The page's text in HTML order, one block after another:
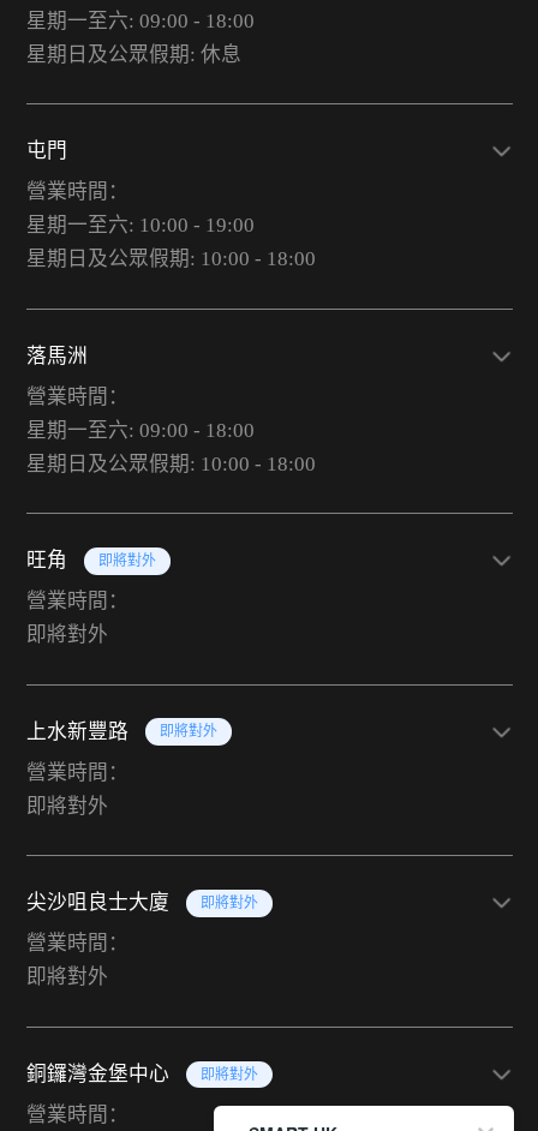
星期一至六: 09:00 - 18:00
星期日及公眾假期: 休息
屯門
營業時間：
星期一至六: 10:00 - 19:00
星期日及公眾假期: 10:00 - 18:00
落馬洲
營業時間：
星期一至六: 09:00 - 18:00
星期日及公眾假期: 10:00 - 18:00
旺角 即將對外
營業時間：
即將對外
上水新豐路 即將對外
營業時間：
即將對外
尖沙咀良士大廈 即將對外
營業時間：
即將對外
銅鑼灣金堡中心 即將對外
營業時間：